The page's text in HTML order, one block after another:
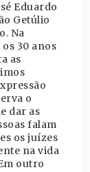
Eduardo
Getúlio
Na
30 anos
as
o
dar as
falam
os juízes
na vida
outro